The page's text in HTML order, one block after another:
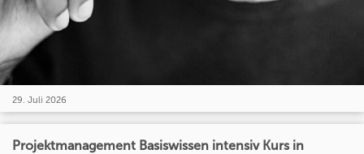
29. Juli 2026
Projektmanagement Basiswissen intensiv Kurs in